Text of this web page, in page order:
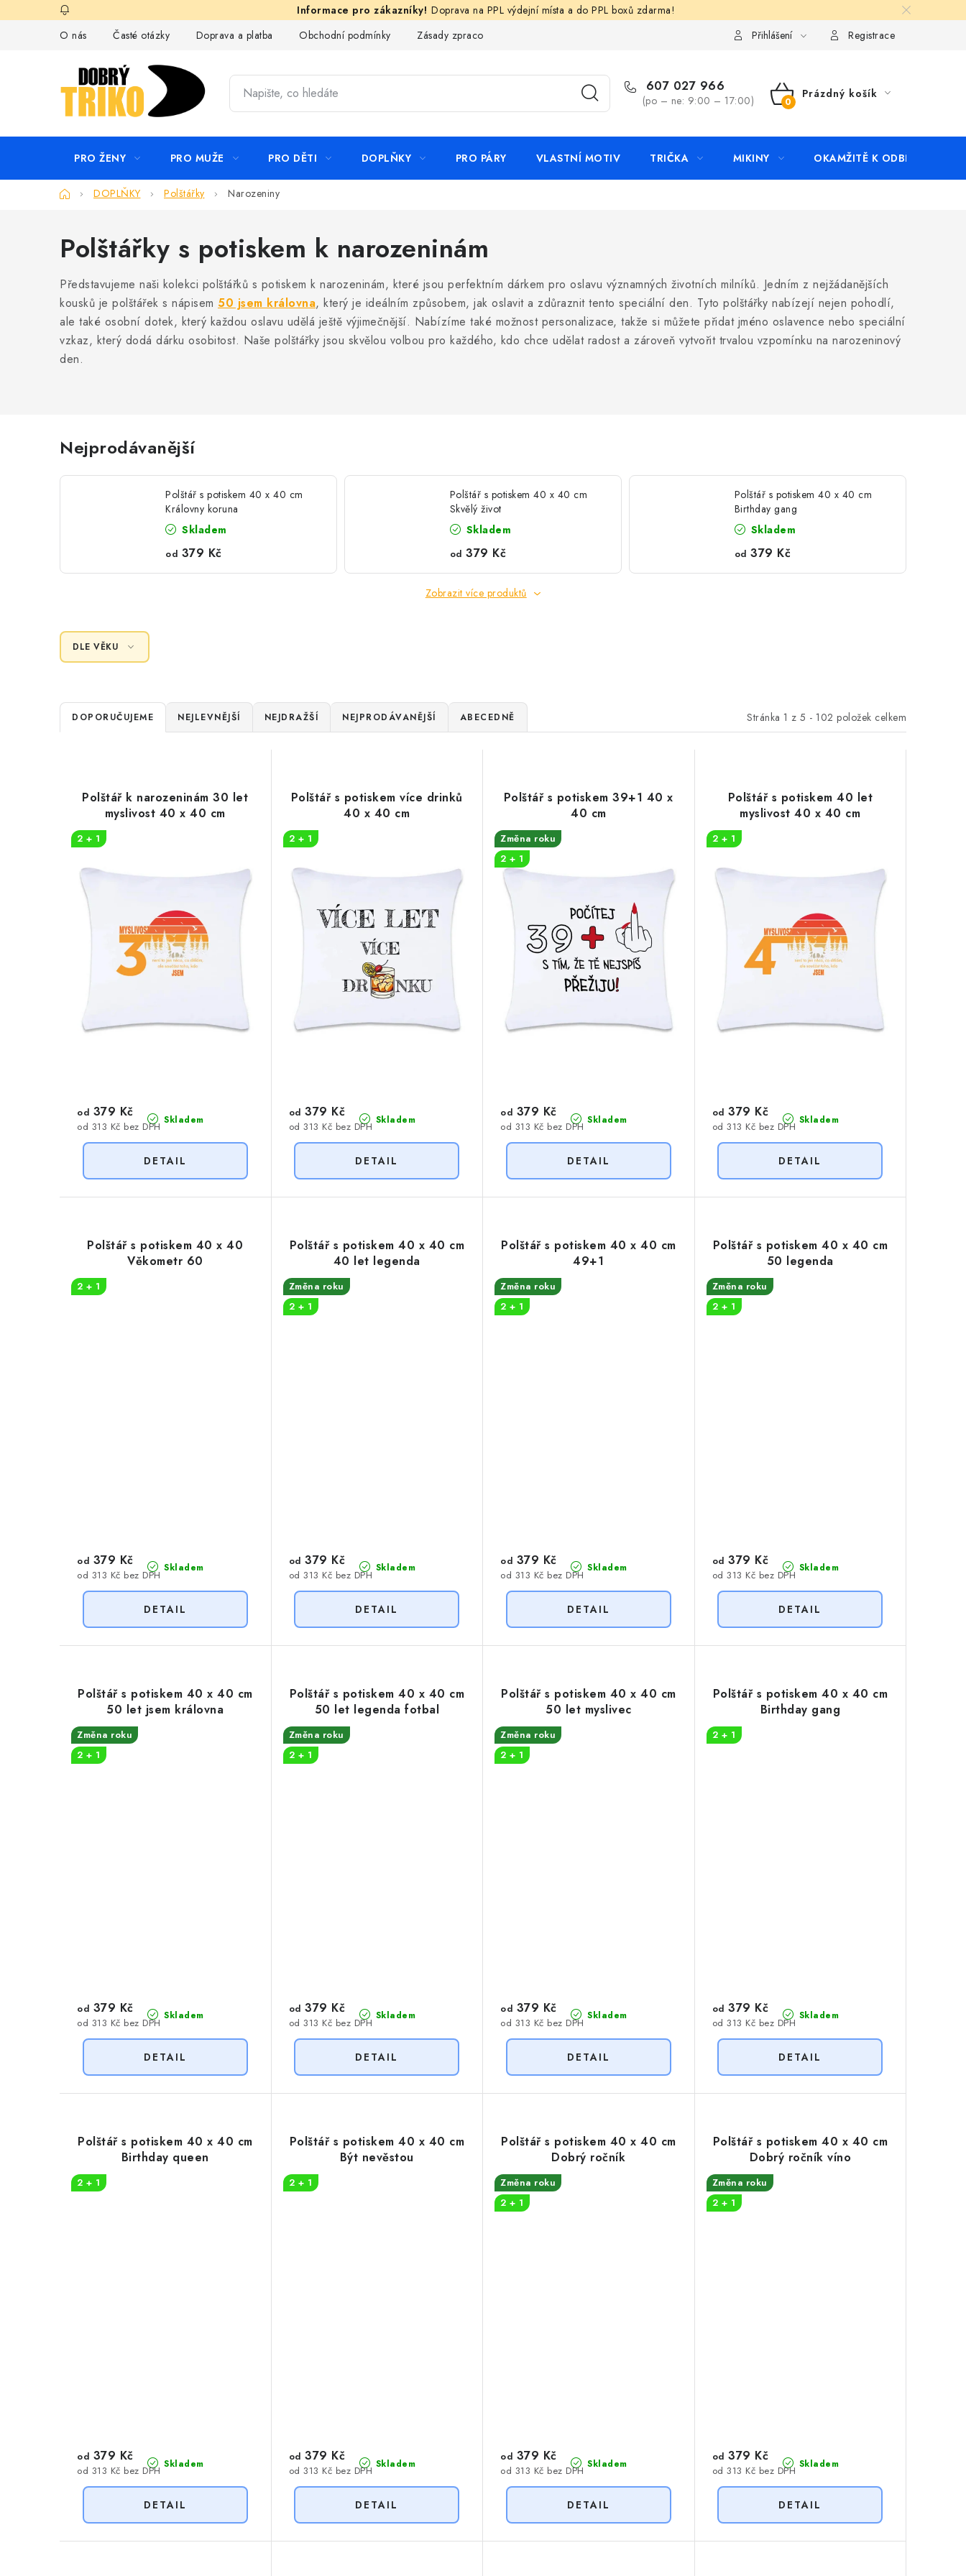
na
Doprava na PPL výdejní místa a do PPL boxů zdarma!
O nás
Časté otázky Doprava a platba Obchodní podmínky Zásady zpracování ochrany osobních údajů KontaktyPřihlášení Registrace
607 027 966
(po – ne: 9:00 – 17:00)
NÁKUPNÍ
Prázdný košík
PRO ŽENY PRO MUŽE PRO DĚTI DOPLŇKY PRO PÁRY VLASTNÍ MOTIV TRIČKA MIKINY OKAMŽITĚ K ODBĚRU
DomůDOPLŇKY Polštářky Narozeniny
Polštářky s potiskem k narozeninám
Představujeme naši kolekci polštářků s potiskem k narozeninám, které jsou perfektním dárkem pro oslavu významných životních milníků. Jedním z nejžádanějších
kousků je polštářek s nápisem 50 jsem královna, který je ideálním způsobem, jak oslavit a zdůraznit tento speciální den. Tyto polštářky nabízejí nejen pohodlí,
ale také osobní dotek, který každou oslavu udělá ještě výjimečnější. Nabízíme také možnost personalizace, takže si můžete přidat jméno oslavence nebo speciální
vzkaz, který dodá dárku osobitost. Naše polštářky jsou skvělou volbou pro každého, kdo chce udělat radost a zároveň vytvořit trvalou vzpomínku na narozeninový
den.
Nejprodávanější
Polštář s potiskem 40 x 40 cm
Královny koruna
Skladem
od 379 Kč
Polštář s potiskem 40 x 40 cm
Skvělý život
Skladem
od 379 Kč
Polštář s potiskem 40 x 40 cm
Birthday gang
Skladem
od 379 Kč
Zobrazit více produktů
DLE VĚKU
Stránka 1 z 5 - 102 položek celkem
Ř
a
DOPORUČUJEME NEJLEVNĚJŠÍ NEJDRAŽŠÍ NEJPRODÁVANĚJŠÍ ABECEDNĚ
Polštář k narozeninám 30 let
myslivost 40 x 40 cm
2 + 1
Skladem
od 313 Kč bez DPH
od 379 Kč
Polštář s potiskem více drinků
40 x 40 cm
2 + 1
Skladem
od 313 Kč bez DPH
od 379 Kč
Polštář s potiskem 39+1 40 x
40 cm
Změna roku
2 + 1
Skladem
od 313 Kč bez DPH
od 379 Kč
Polštář s potiskem 40 let
myslivost 40 x 40 cm
2 + 1
Skladem
od 313 Kč bez DPH
od 379 Kč
Polštář s potiskem 40 x 40
Věkometr 60
2 + 1
Skladem
od 313 Kč bez DPH
od 379 Kč
Polštář s potiskem 40 x 40 cm
40 let legenda
Změna roku
2 + 1
Skladem
od 313 Kč bez DPH
od 379 Kč
Polštář s potiskem 40 x 40 cm
49+1
Změna roku
2 + 1
Skladem
od 313 Kč bez DPH
od 379 Kč
Polštář s potiskem 40 x 40 cm
50 legenda
Změna roku
2 + 1
Skladem
od 313 Kč bez DPH
od 379 Kč
Polštář s potiskem 40 x 40 cm
50 let jsem královna
Změna roku
2 + 1
Skladem
od 313 Kč bez DPH
od 379 Kč
Polštář s potiskem 40 x 40 cm
50 let legenda fotbal
Změna roku
2 + 1
Skladem
od 313 Kč bez DPH
od 379 Kč
Polštář s potiskem 40 x 40 cm
50 let myslivec
Změna roku
2 + 1
Skladem
od 313 Kč bez DPH
od 379 Kč
Polštář s potiskem 40 x 40 cm
Birthday gang
2 + 1
Skladem
od 313 Kč bez DPH
od 379 Kč
Polštář s potiskem 40 x 40 cm
Birthday queen
2 + 1
Skladem
od 313 Kč bez DPH
od 379 Kč
Polštář s potiskem 40 x 40 cm
Být nevěstou
2 + 1
Skladem
od 313 Kč bez DPH
od 379 Kč
Polštář s potiskem 40 x 40 cm
Dobrý ročník
Změna roku
2 + 1
Skladem
od 313 Kč bez DPH
od 379 Kč
Polštář s potiskem 40 x 40 cm
Dobrý ročník víno
Změna roku
2 + 1
Skladem
od 313 Kč bez DPH
od 379 Kč